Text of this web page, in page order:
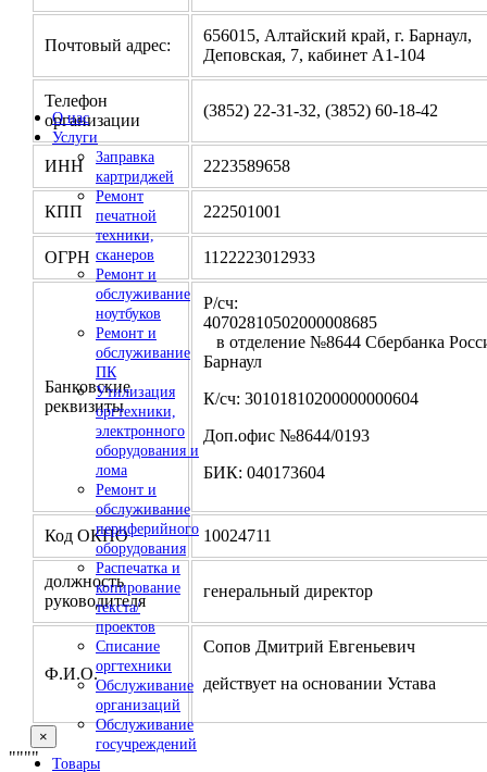
О нас
Услуги
Заправка
картриджей
Ремонт
печатной
техники,
сканеров
Ремонт и
обслуживание
ноутбуков
Ремонт и
обслуживание
ПК
Утилизация
оргтехники,
электронного
оборудования и
лома
Ремонт и
обслуживание
периферийного
оборудования
Распечатка и
копирование
текста/
проектов
Списание
оргтехники
Обслуживание
организаций
Обслуживание
госучреждений
Товары
Почтовый адрес:
656015, Алтайский край, г. Барнаул,
Деповская, 7, кабинет А1-104
Телефон
организации
(3852) 22-31-32, (3852) 60-18-42
ИНН 2223589658
КПП 222501001
ОГРН 1122223012933
Банковские
реквизиты
Р/сч:
в отделение №8644 Сбербанка
Барнаул
К/сч: 30101810200000000604
Доп.офис №8644/0193
БИК: 040173604
Код ОКПО 10024711
должность
руководителя
генеральный директор
Ф.И.О.
Сопов Дмитрий Евгеньевич
действует на основании Устава
×
""""